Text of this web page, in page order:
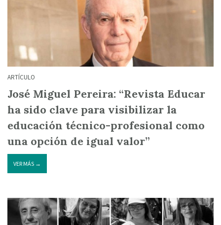
ARTÍCULO
José Miguel Pereira: “Revista Educar
ha sido clave para visibilizar la
educación técnico-profesional como
una opción de igual valor”
VER MÁS →